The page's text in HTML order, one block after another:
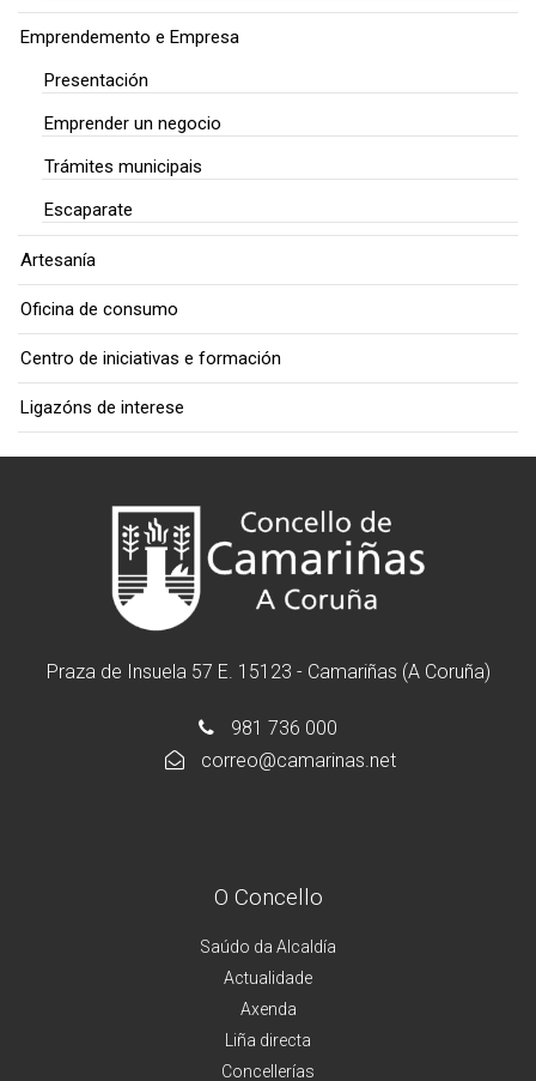
Emprendemento e Empresa
Presentación
Emprender un negocio
Trámites municipais
Escaparate
Artesanía
Oficina de consumo
Centro de iniciativas e formación
Ligazóns de interese
Praza de Insuela 57 E. 15123 - Camariñas (A Coruña)
981 736 000
correo@camarinas.net
O Concello
Saúdo da Alcaldía
Actualidade
Axenda
Liña directa
Concellerías